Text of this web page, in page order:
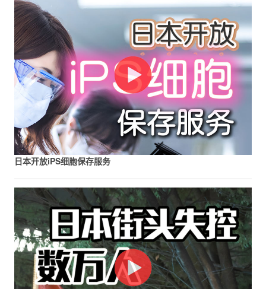
日本开放iPS细胞保存服务